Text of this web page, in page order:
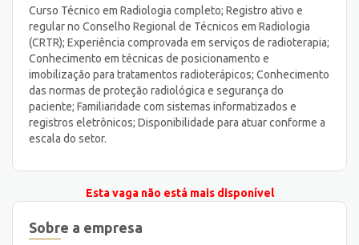
Curso Técnico em Radiologia completo; Registro ativo e
regular no Conselho Regional de Técnicos em Radiologia
(CRTR); Experiência comprovada em serviços de radioterapia;
Conhecimento em técnicas de posicionamento e
imobilização para tratamentos radioterápicos; Conhecimento
das normas de proteção radiológica e segurança do
paciente; Familiaridade com sistemas informatizados e
registros eletrônicos; Disponibilidade para atuar conforme a
escala do setor.
Esta vaga não está mais disponível
Sobre a empresa